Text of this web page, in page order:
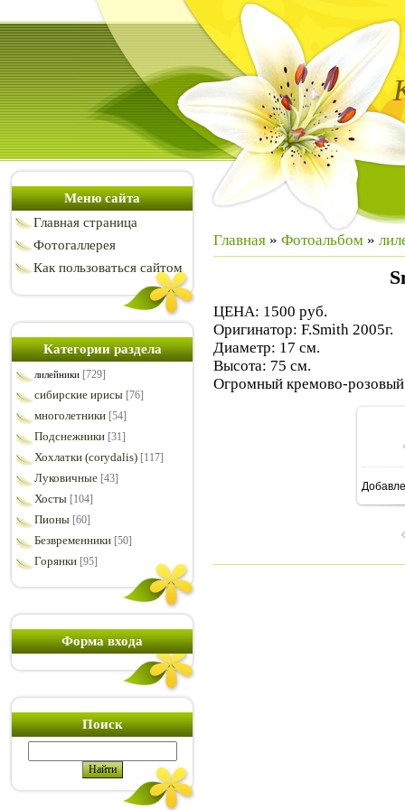
Меню сайта
Главная страница
Фотогаллерея
Как пользоваться сайтом
Категории раздела
лилейники [729]
сибирские ирисы [76]
многолетники [54]
Подснежники [31]
Хохлатки (corydalis) [117]
Луковичные [43]
Хосты [104]
Пионы [60]
Безвременники [50]
Горянки [95]
Форма входа
Поиск
Главная » Фотоальбом »
ЦЕНА: 1500 руб.
Оригинатор: F.Smith 2005г.
Диаметр: 17 см.
Высота: 75 см.
Огромный кремово-розовый